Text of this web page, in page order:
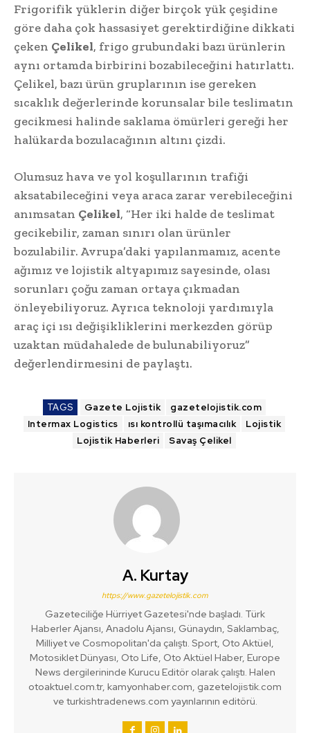
Frigorifik yüklerin diğer birçok yük çeşidine
göre daha çok hassasiyet gerektirdiğine dikkati
çeken Çelikel, frigo grubundaki bazı ürünlerin
aynı ortamda birbirini bozabileceğini hatırlattı.
Çelikel, bazı ürün gruplarının ise gereken
sıcaklık değerlerinde korunsalar bile teslimatın
gecikmesi halinde saklama ömürleri gereği her
halükarda bozulacağının altını çizdi.
Olumsuz hava ve yol koşullarının trafiği
aksatabileceğini veya araca zarar verebileceğini
anımsatan Çelikel, “Her iki halde de teslimat
gecikebilir, zaman sınırı olan ürünler
bozulabilir. Avrupa’daki yapılanmamız, acente
ağımız ve lojistik altyapımız sayesinde, olası
sorunları çoğu zaman ortaya çıkmadan
önleyebiliyoruz. Ayrıca teknoloji yardımıyla
araç içi ısı değişikliklerini merkezden görüp
uzaktan müdahalede de bulunabiliyoruz”
değerlendirmesini de paylaştı.
TAGS Gazete Lojistik
gazetelojistik.com
Intermax Logistics
ısı kontrollü taşımacılık
Lojistik
Lojistik Haberleri
Savaş Çelikel
A. Kurtay
https://www.gazetelojistik.com
Gazeteciliğe Hürriyet Gazetesi'nde başladı. Türk
Haberler Ajansı, Anadolu Ajansı, Günaydın, Saklambaç,
Milliyet ve Cosmopolitan'da çalıştı. Sport, Oto Aktüel,
Motosiklet Dünyası, Oto Life, Oto Aktüel Haber, Europe
News dergilerininde Kurucu Editör olarak çalıştı. Halen
otoaktuel.com.tr, kamyonhaber.com, gazetelojistik.com
ve turkishtradenews.com yayınlarının editörü.